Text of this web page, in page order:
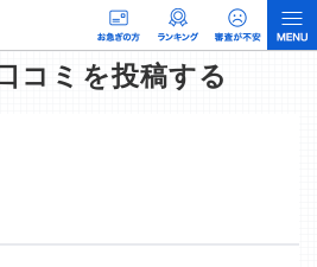
コミを投稿する